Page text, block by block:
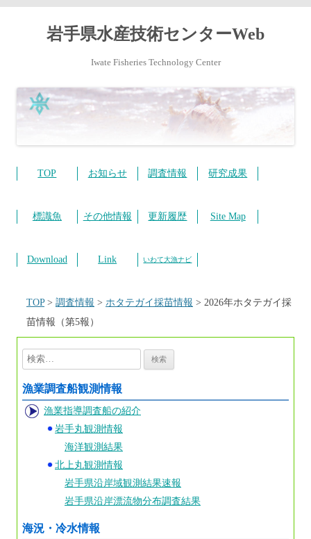
岩手県水産技術センターWeb
Iwate Fisheries Technology Center
テ
ン
ス
キ
TOP お知らせ 調査情報 研究成果
標識魚 その他情報 更新履歴 Site Map
Download Link いわて大漁ナビ
TOP> 調査情報 > ホタテガイ採苗情報 > 2026年ホタテガイ採
苗情報（第5報）
検
索:
漁業調査船観測情報
漁業指導調査船の紹介
岩手丸観測情報
海洋観測結果
北上丸観測情報
岩手県沿岸域観測結果速報
岩手県沿岸漂流物分布調査結果
海況・冷水情報